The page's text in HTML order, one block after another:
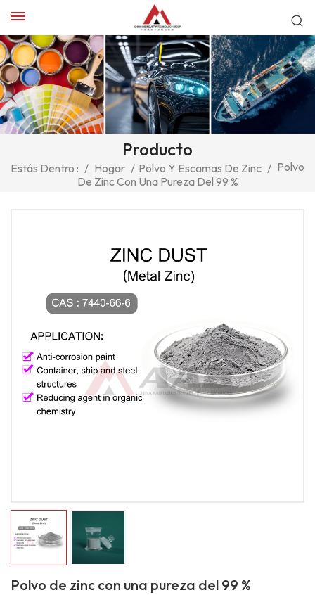
Producto
Estás Dentro : / Hogar / Polvo Y Escamas De Zinc / Polvo
De Zinc Con Una Pureza Del 99 %
Polvo de zinc con una pureza del 99 %